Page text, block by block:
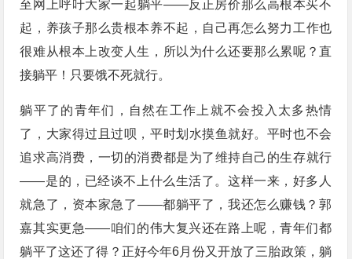
至网上呼吁大家一起躺平——反正房价那么高根本买不
起，养孩子那么贵根本养不起，自己再怎么努力工作也
很难从根本上改变人生，所以为什么还要那么累呢？直
接躺平！只要饿不死就行。
躺平了的青年们，自然在工作上就不会投入太多热情
了，大家得过且过呗，平时划水摸鱼就好。平时也不会
追求高消费，一切的消费都是为了维持自己的生存就行
——是的，已经谈不上什么生活了。这样一来，好多人
就急了，资本家急了——都躺平了，我还怎么赚钱？郭
嘉其实更急——咱们的伟大复兴还在路上呢，青年们都
躺平了这还了得？正好今年6月份又开放了三胎政策，躺